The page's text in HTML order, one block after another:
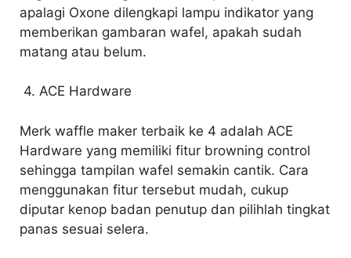
apalagi Oxone dilengkapi lampu indikator yang
memberikan gambaran wafel, apakah sudah
matang atau belum.
4. ACE Hardware
Merk waffle maker terbaik ke 4 adalah ACE
Hardware yang memiliki fitur browning control
sehingga tampilan wafel semakin cantik. Cara
menggunakan fitur tersebut mudah, cukup
diputar kenop badan penutup dan pilihlah tingkat
panas sesuai selera.